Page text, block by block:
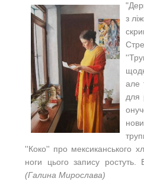
з
але
для
''Коко'' про мексиканського
ноги цього запису
(Галина Мирослава)